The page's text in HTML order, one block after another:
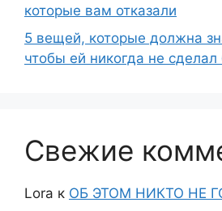
которые вам отказали
5 вещей, которые должна
чтобы ей никогда не
Свежие
Lora к ОБ ЭТОМ НИКТО НЕ